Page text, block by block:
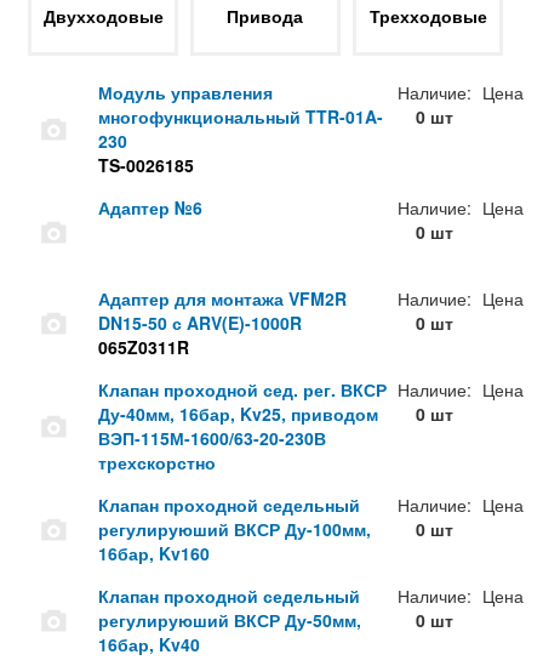
Двухходовые Привода Трехходовые
Модуль управления
многофункциональный TTR-01A-
230
TS-0026185
Наличие:
0 шт
Цена
Адаптер №6
Наличие:
0 шт
Цена
Адаптер для монтажа VFM2R
DN15-50 с ARV(E)-1000R
065Z0311R
Наличие:
0 шт
Цена
Клапан проходной сед. рег. ВКСР
Ду-40мм, 16бар, Kv25, приводом
ВЭП-115М-1600/63-20-230В
трехскорстно
Наличие:
0 шт
Цена
Клапан проходной седельный
регулируюший ВКСР Ду-100мм,
16бар, Kv160
Наличие:
0 шт
Цена
Клапан проходной седельный
регулируюший ВКСР Ду-50мм,
16бар, Kv40
Наличие:
0 шт
Цена